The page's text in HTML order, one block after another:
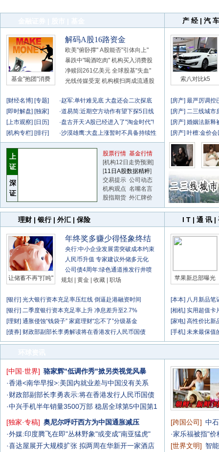
基金"抱团"消费
解码A股16路资金
欧美"俯卧撑" A股能否"引体向上"
暴跌中"喝酒吃肉" 机构买入消费股
净赎回261亿美元 全球股基"失血"
光线传媒受宠 机构横扫两成流通股
[财经名博] [专题]
[即时解盘] [独家]
[上市观察] [日历]
[机构专栏] [排行]
·赵军:单针难见底 大盘还会二次探底
·道易简:近期空方动作有望下探5日线
·盘古开天:A股已经进入了"淘金时代"!
·沙漠雄鹰:大盘上涨暂时不具备持续性
上
证
深
证
股票行情 基金行情
[机构12日走势预测]
[11日A股数据精粹]
交易提示 公司动态
机构观点 名嘴名言
股指期货 外汇牌价
产 经| 汽 车
索八对比k5
[房产] 最严厉调控
[房产] 二三线城市
[房产] 婚姻法新释
[房产] 叶檀:金价
理财 | 银行| 外汇 | 保险
让储蓄不再"打盹"
年终奖多赚少得怪象终结
央行:中小企业发展需突破成本约束
人民币升值 专家建议外储多元化
公司债4周年:绿色通道推发行井喷
规划
黄金 收藏 职场
[银行] 光大银行资本充足率压红线 倒逼赴港融资时间
[银行] 二季度银行资本充足率上升 净息差升至2.7%
[理财] 通胀侵蚀“钱袋子” 家庭理财“忘不了”分级基金
[债券] 财政部副部长李勇解读将在香港发行人民币国债
I T | 通 讯 |
苹果新总部曝光
[本本] 八月新品笔
[相机] 实用超值卡
[家电] 高性价比新
[手机] 未来最保值
[中国·世界] 骆家辉"低调作秀"掀另类视觉风暴
·香港<南华早报>:美国内就业差与中国没有关系
·财政部副部长李勇表示:将在香港发行人民币国债
·中兴手机半年销量3500万部 稳居全球第5中国第1
[独家·专稿] 奥尼尔呼吁西方为中国通胀减压
·外媒:印度腾飞在即"丛林野象"或变成"南亚猛虎"
·喜达屋展开大规模扩张 拟两周在华新开一家酒店
[跨国公司] 中
·家乐福被指"价
[世界文明] 智